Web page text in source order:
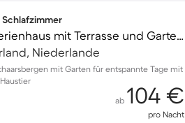
Schlafzimmer
Wunderschönes Ferienhaus mit Terrasse und Garten | Hunde erlaubt
Niederlande
mit Garten für entspannte Tage mit
ab 104 €
pro Nacht